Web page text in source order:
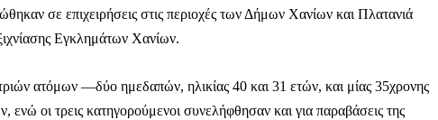
σε επιχειρήσεις στις περιοχές των Δήμων Χανίων και Πλατανιά
Εγκλημάτων Χανίων.
ατόμων —δύο ημεδαπών, ηλικίας 40 και 31 ετών, και μίας 35χρονης
οι τρεις κατηγορούμενοι συνελήφθησαν και για παραβάσεις της